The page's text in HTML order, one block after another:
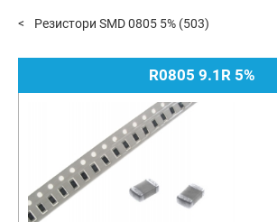
Резистори SMD 0805 5% (503)
R0805 9.1R 5%